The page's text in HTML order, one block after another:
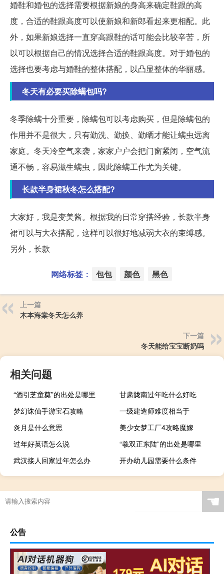
婚鞋和婚包的选择需要根据新娘的身高来确定鞋跟的高
度，合适的鞋跟高度可以使新娘和新郎看起来更相配。此
外，如果新娘选择一直穿高跟鞋的话可能会比较辛苦，所
以可以根据自己的情况选择合适的鞋跟高度。对于婚包的
选择也要考虑与婚鞋的整体搭配，以凸显整体的华丽感。
冬天有必要买除螨包吗?
冬季除螨十分重要，除螨包可以考虑购买，但是除螨包的
作用并不是很大，只有勤洗、勤换、勤晒才能让螨虫远离
家庭。冬天冷空气来袭，家家户户会把门窗紧闭，空气流
通不畅，容易滋生螨虫，因此除螨工作尤为关键。
长款半身裙秋冬怎么搭配?
大家好，我是变美酱。根据我的日常穿搭经验，长款半身
裙可以与大衣搭配，这样可以很好地减弱大衣的束缚感。
另外，长款
网络标签： 包包 颜色 黑色
上一篇
木本海棠冬天怎么养
下一篇
冬天能给宝宝断奶吗
相关问题
“酒引芝童奠”的出处是哪里
甘肃陇南过年吃什么好吃
梦幻诛仙手游宝石攻略
一级建造师难度相当于
炎月是什么意思
美少女梦工厂4攻略魔嫁
过年好英语怎么说
“羲双正东陆”的出处是哪里
武汉接人回家过年怎么办
开办幼儿园需要什么条件
☚
公告